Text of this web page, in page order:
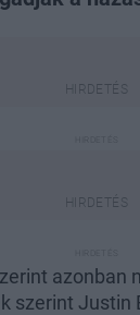
azonban
szerint Justin